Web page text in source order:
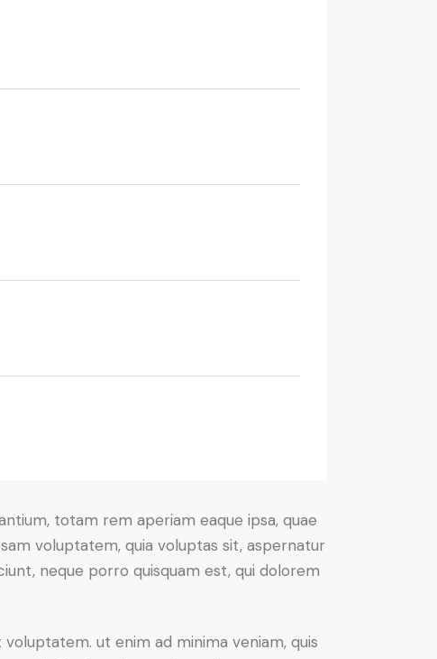
totam rem aperiam eaque ipsa, quae
voluptatem, quia voluptas sit, aspernatur
neque porro quisquam est, qui dolorem
ut enim ad minima veniam, quis